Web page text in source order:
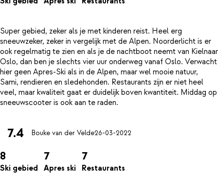
Super gebied, zeker als je met kinderen reist. Heel erg
sneeuwzeker, zeker in vergelijk met de Alpen. Noorderlicht is er
ook regelmatig te zien en als je de nachtboot neemt van Kielnaar
Oslo, dan ben je slechts vier uur onderweg vanaf Oslo. Verwacht
hier geen Apres-Ski als in de Alpen, maar wel mooie natuur,
Sami, rendieren en sledehonden. Restaurants zijn er niet heel
veel, maar kwaliteit gaat er duidelijk boven kwantiteit. Middag op
7.4 Bouke van der Velde26-03-2022
8
Ski gebied
7
Apres ski
7
Restaurants